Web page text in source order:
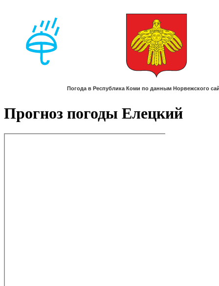
Прогноз погоды Елецкий